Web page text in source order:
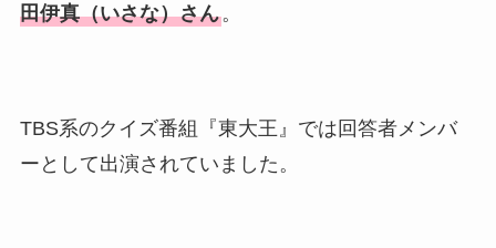
田伊真（いさな）さん。
TBS系のクイズ番組『東大王』では回答者メンバ
ーとして出演されていました。